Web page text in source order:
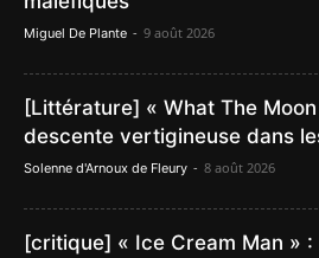
Miguel De Plante - 9 août 2026
[Littérature] « What The
descente vertigineuse dans
Solenne d'Arnoux de Fleury - 8 août 2026
[critique] « Ice Cream Man »